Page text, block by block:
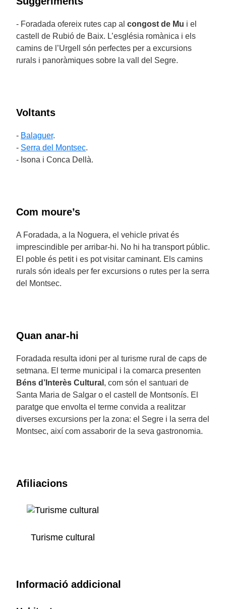
- Foradada ofereix rutes cap al congost de Mu i el
castell de Rubió de Baix. L’església romànica i els
camins de l’Urgell són perfectes per a excursions
rurals i panoràmiques sobre la vall del Segre.
Voltants
- Balaguer.
- Serra del Montsec.
- Isona i Conca Dellà.
Com moure’s
A Foradada, a la Noguera, el vehicle privat és
imprescindible per arribar-hi. No hi ha transport públic.
El poble és petit i es pot visitar caminant. Els camins
rurals són ideals per fer excursions o rutes per la serra
del Montsec.
Quan anar-hi
Foradada resulta idoni per al turisme rural de caps de
setmana. El terme municipal i la comarca presenten
Béns d’Interès Cultural , com són el santuari de
Santa Maria de Salgar o el castell de Montsonís. El
paratge que envolta el terme convida a realitzar
diverses excursions per la zona: el Segre i la serra del
Montsec, així com assaborir de la seva gastronomia.
Afiliacions
Turisme cultural
Informació addicional